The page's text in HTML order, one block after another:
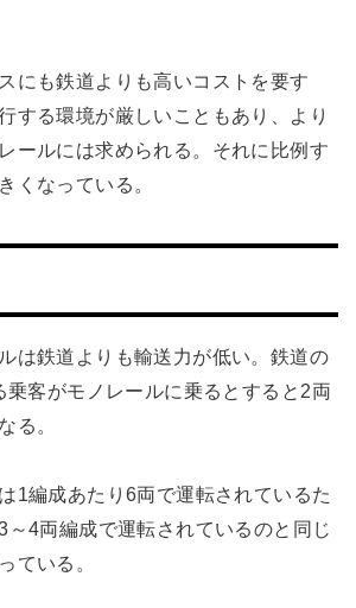
にも鉄道よりも高いコストを要す
する環境が厳しいこともあり、より
ールには求められる。それに比例す
くなっている。
は鉄道よりも輸送力が低い。鉄道の
乗客がモノレールに乗るとすると2両
る。
1編成あたり6両で運転されているた
～4両編成で運転されているのと同じ
ている。